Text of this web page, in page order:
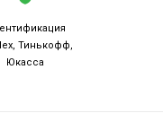
Тинькофф,
Юкасса